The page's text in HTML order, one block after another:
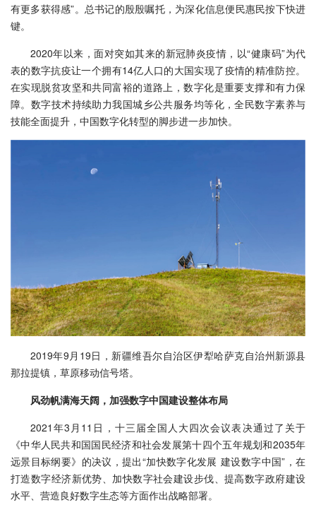
有更多获得感”。总书记的殷殷嘱托，为深化信息便民惠民按下快进
键。
2020年以来，面对突如其来的新冠肺炎疫情，以“健康码”为代
表的数字抗疫让一个拥有14亿人口的大国实现了疫情的精准防控。
在实现脱贫攻坚和共同富裕的道路上，数字化是重要支撑和有力保
障。数字技术持续助力我国城乡公共服务均等化，全民数字素养与
技能全面提升，中国数字化转型的脚步进一步加快。
2019年9月19日，新疆维吾尔自治区伊犁哈萨克自治州新源县
那拉提镇，草原移动信号塔。
风劲帆满海天阔，加强数字中国建设整体布局
2021年3月11日，十三届全国人大四次会议表决通过了关于
《中华人民共和国国民经济和社会发展第十四个五年规划和2035年
远景目标纲要》的决议，提出“加快数字化发展 建设数字中国”，在
打造数字经济新优势、加快数字社会建设步伐、提高数字政府建设
水平、营造良好数字生态等方面作出战略部署。